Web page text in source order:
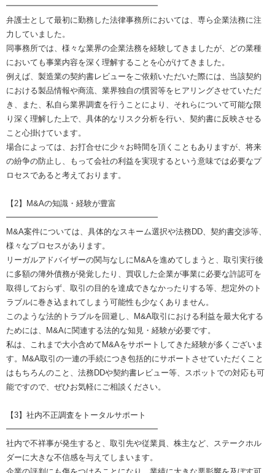
━━━━━━━━━━━━━━━━━━━
弁護士として最初に勤務した法律事務所においては、専ら企業法務に注
力していました。
同事務所では、様々な業界の企業法務を経験してきましたが、どの業種
においても事業内容を深く理解することを心がけてきました。
例えば、製造業の契約書レビューをご依頼いただいた際には、当該契約
における製品情報や商流、業界独自の慣習等をヒアリングさせていただ
き、また、私自ら業界調査を行うことにより、それらについて可能な限
り深く理解した上で、具体的なリスク分析を行い、契約書に反映させる
こと心掛けています。
場合によっては、お打合せに少々お時間を頂くこともありますが、将来
の紛争の防止し、もって会社の利益を実現するという意味では必要なプ
ロセスであると考えております。
【2】M&Aの知識・経験が豊富
━━━━━━━━━━━━━━━━━━━
M&A案件については、具体的なスキーム選択や法務DD、契約書交渉等、
様々なプロセスがあります。
リーガルアドバイザーの関与なしにM&Aを進めてしまうと、取引実行後
に多額の簿外債務が発覚したり、買収した企業が事業に必要な許認可を
取得しておらず、取引の目的を達成できなかったりする等、想定外のト
ラブルに巻き込まれてしまう可能性も少なくありません。
このような法的トラブルを回避し、M&A取引における利益を最大化する
ためには、M&Aに関連する法的な知見・経験が必要です。
私は、これまで大小含めてM&Aをサポートしてきた経験が多くございま
す。M&A取引の一連の手続につき包括的にサポートさせていただくこと
はもちろんのこと、法務DDや契約書レビュー等、スポットでの対応も可
能ですので、ぜひお気軽にご相談ください。
【3】社内不正調査をトータルサポート
━━━━━━━━━━━━━━━━━━━
社内で不祥事が発生すると、取引先や従業員、株主など、ステークホル
ダーに大きな不信感を与えてしまいます。